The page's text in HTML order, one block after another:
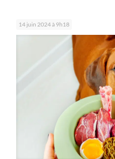
14 juin 2024 à 9h18